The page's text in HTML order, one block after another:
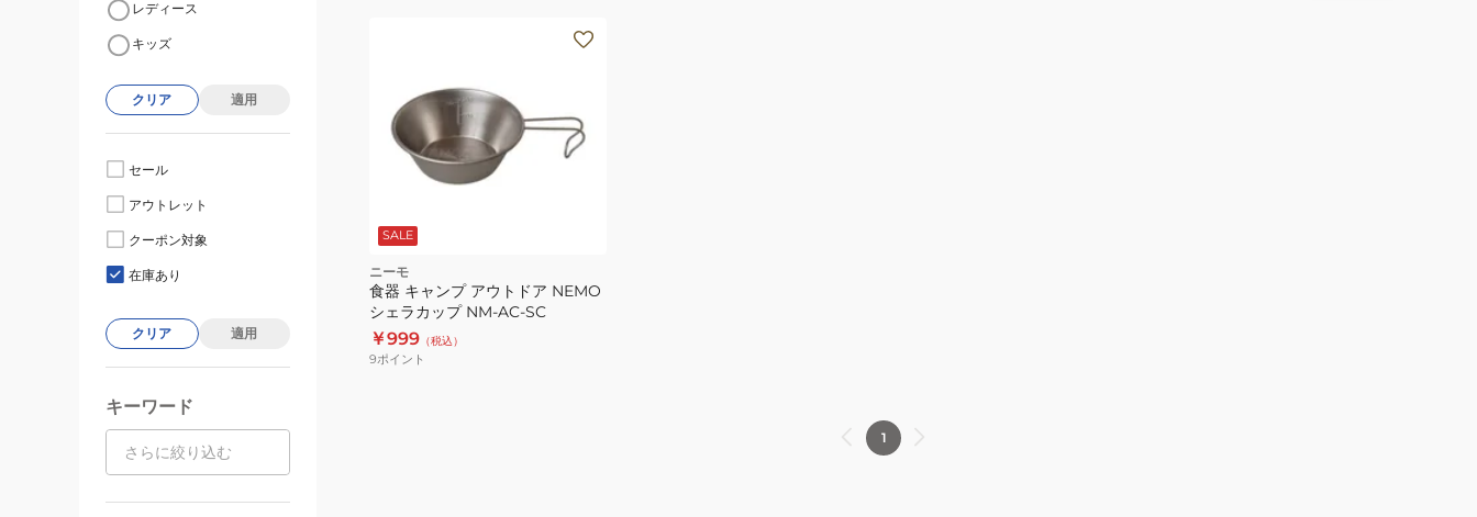
SALE
ニーモ
食器 キャンプ アウトドア NEMO
シェラカップ NM-AC-SC
￥999 （税込）
9ポイント
1
レディース
キッズ
クリア 適用
セール
アウトレット
クーポン対象
在庫あり
クリア 適用
キーワード